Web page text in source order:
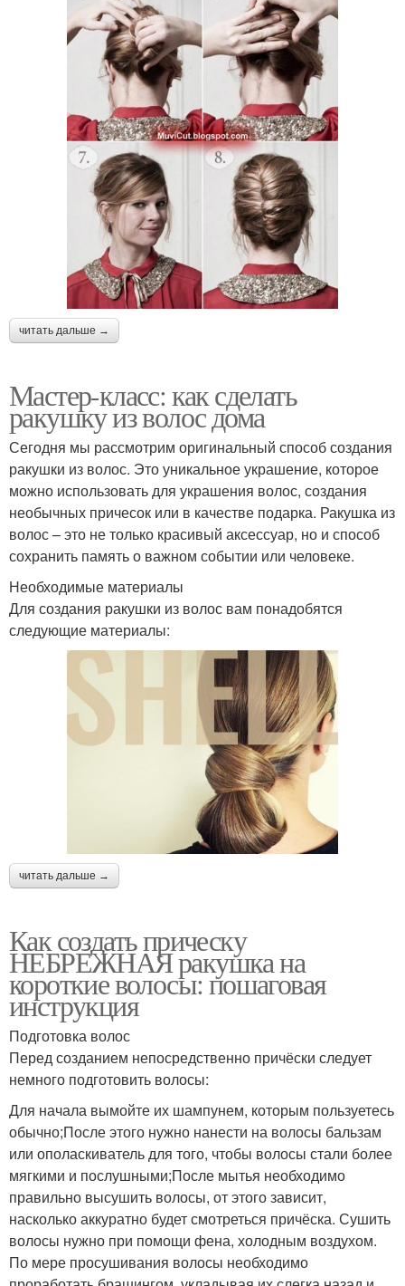
читать дальше →
Мастер-класс: как сделать
ракушку из волос дома
Сегодня мы рассмотрим оригинальный способ создания
ракушки из волос. Это уникальное украшение, которое
можно использовать для украшения волос, создания
необычных причесок или в качестве подарка. Ракушка из
волос – это не только красивый аксессуар, но и способ
сохранить память о важном событии или человеке.
Необходимые материалы
Для создания ракушки из волос вам понадобятся
следующие материалы:
читать дальше →
Как создать прическу
НЕБРЕЖНАЯ ракушка на
короткие волосы: пошаговая
инструкция
Подготовка волос
Перед созданием непосредственно причёски следует
немного подготовить волосы:
Для начала вымойте их шампунем, которым пользуетесь
обычно;После этого нужно нанести на волосы бальзам
или ополаскиватель для того, чтобы волосы стали более
мягкими и послушными;После мытья необходимо
правильно высушить волосы, от этого зависит,
насколько аккуратно будет смотреться причёска. Сушить
волосы нужно при помощи фена, холодным воздухом.
По мере просушивания волосы необходимо